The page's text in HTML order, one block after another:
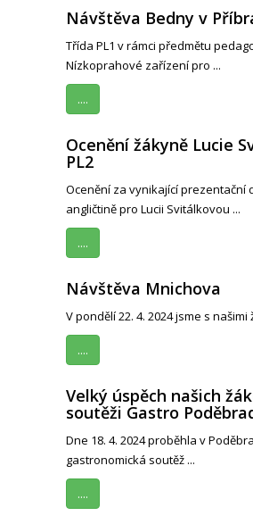
Návštěva Bedny v
Třída PL1 v rámci předmětu
Nízkoprahové zařízení pro ...
....
Ocenění žákyně Lucie
PL2
Ocenění za vynikající prezentační
angličtině pro Lucii Svitálkovou ...
....
Návštěva Mnichova
V pondělí 22. 4. 2024 jsme s našimi
....
Velký úspěch našich
soutěži Gastro
Dne 18. 4. 2024 proběhla v
gastronomická soutěž ...
....